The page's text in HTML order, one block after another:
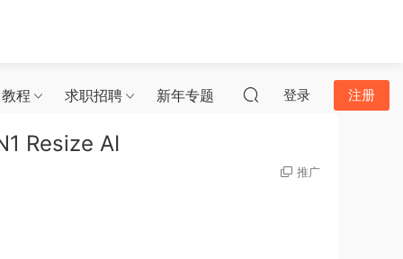
程 求职招聘 新年专题 登录 注册
Resize AI
推广